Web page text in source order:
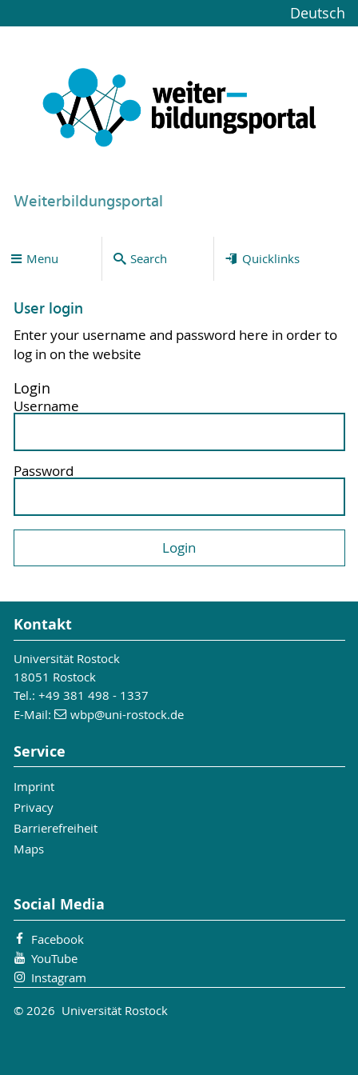
Deutsch
Weiterbildungsportal
Menu Search Quicklinks
User login
Enter your username and password here in order to
log in on the website
Login
Username
Password
Kontakt
Universität Rostock
18051 Rostock
Tel.: +49 381 498 - 1337
E-Mail:
wbp@uni-rostock.de
Service
Imprint
Privacy
Barrierefreiheit
Maps
Social Media
Facebook
YouTube
Instagram
© 2026 Universität Rostock